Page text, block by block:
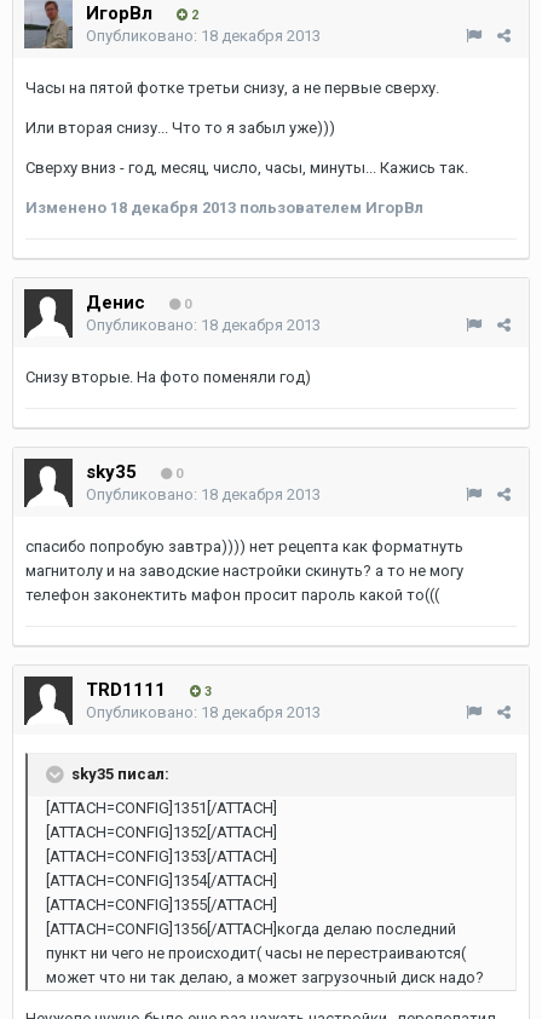
ИгорВл 2
Опубликовано: 18 декабря 2013
Часы на пятой фотке третьи снизу, а не первые сверху.
Или вторая снизу... Что то я забыл уже)))
Сверху вниз - год, месяц, число, часы, минуты... Кажись так.
Изменено 18 декабря 2013 пользователем ИгорВл
Денис 0
Опубликовано: 18 декабря 2013
Снизу вторые. На фото поменяли год)
sky35 0
Опубликовано: 18 декабря 2013
спасибо попробую завтра)))) нет рецепта как форматнуть
магнитолу и на заводские настройки скинуть? а то не могу
телефон законектить мафон просит пароль какой то(((
TRD1111 3
Опубликовано: 18 декабря 2013
sky35 писал:
[ATTACH=CONFIG]1351[/ATTACH]
[ATTACH=CONFIG]1352[/ATTACH]
[ATTACH=CONFIG]1353[/ATTACH]
[ATTACH=CONFIG]1354[/ATTACH]
[ATTACH=CONFIG]1355[/ATTACH]
[ATTACH=CONFIG]1356[/ATTACH]когда делаю последний
пункт ни чего не происходит( часы не перестраиваются(
может что ни так делаю, а может загрузочный диск надо?